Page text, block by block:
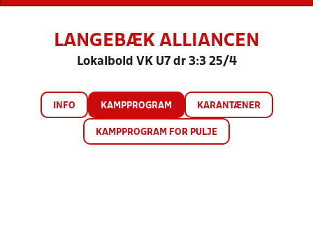
LANGEBÆK ALLIANCEN
Lokalbold VK U7 dr 3:3 25/4
INFO KAMPPROGRAM KARANTÆNER
KAMPPROGRAM FOR PULJE